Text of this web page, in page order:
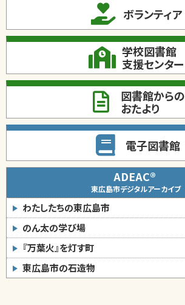
ボランティア
学校図書館
支援センター
図書館からの
おたより
電子図書館
ADEAC®
東広島市デジタルアーカイブ
わたしたちの東広島市
のん太の学び場
『万葉火』を灯す町
東広島市の石造物